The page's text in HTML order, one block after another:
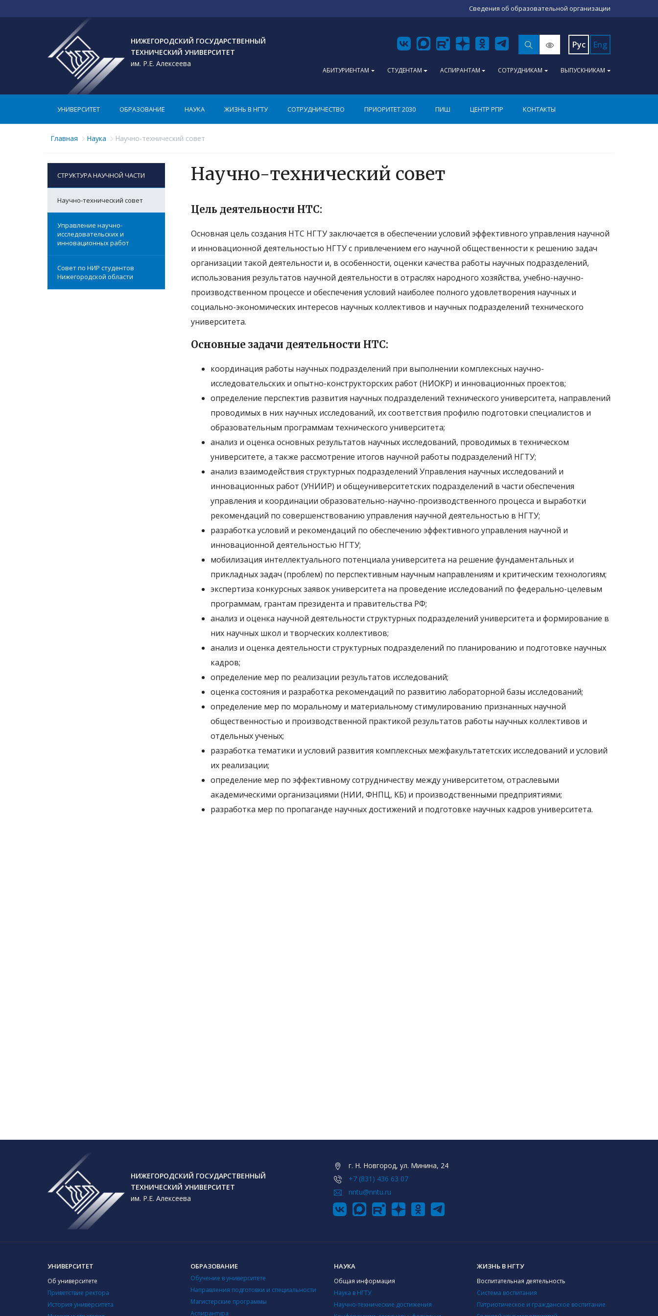
Сведения об образовательной организации
НИЖЕГОРОДСКИЙ ГОСУДАРСТВЕННЫЙ
ТЕХНИЧЕСКИЙ УНИВЕРСИТЕТ
им. Р.Е. Алексеева
Рус Eng
АБИТУРИЕНТАМ СТУДЕНТАМ АСПИРАНТАМ СОТРУДНИКАМ ВЫПУСКНИКАМ
УНИВЕРСИТЕТ ОБРАЗОВАНИЕ НАУКА ЖИЗНЬ В НГТУ СОТРУДНИЧЕСТВО ПРИОРИТЕТ 2030 ПИШ ЦЕНТР РПР КОНТАКТЫ
Главная Наука Научно-технический совет
СТРУКТУРА НАУЧНОЙ ЧАСТИ
Научно-технический совет
Управление научно-
исследовательских и
инновационных работ
Совет по НИР студентов
Нижегородской области
Научно-технический совет
Цель деятельности НТС:
Основная цель создания НТС НГТУ заключается в обеспечении условий эффективного управления научной
и инновационной деятельностью НГТУ с привлечением его научной общественности к решению задач
организации такой деятельности и, в особенности, оценки качества работы научных подразделений,
использования результатов научной деятельности в отраслях народного хозяйства, учебно-научно-
производственном процессе и обеспечения условий наиболее полного удовлетворения научных и
социально-экономических интересов научных коллективов и научных подразделений технического
университета.
Основные задачи деятельности НТС:
координация работы научных подразделений при выполнении комплексных научно-
исследовательских и опытно-конструкторских работ (НИОКР) и инновационных проектов;
определение перспектив развития научных подразделений технического университета, направлений
проводимых в них научных исследований, их соответствия профилю подготовки специалистов и
образовательным программам технического университета;
анализ и оценка основных результатов научных исследований, проводимых в техническом
университете, а также рассмотрение итогов научной работы подразделений НГТУ;
анализ взаимодействия структурных подразделений Управления научных исследований и
инновационных работ (УНИИР) и общеуниверситетских подразделений в части обеспечения
управления и координации образовательно-научно-производственного процесса и выработки
рекомендаций по совершенствованию управления научной деятельностью в НГТУ;
разработка условий и рекомендаций по обеспечению эффективного управления научной и
инновационной деятельностью НГТУ;
мобилизация интеллектуального потенциала университета на решение фундаментальных и
прикладных задач (проблем) по перспективным научным направлениям и критическим технологиям;
экспертиза конкурсных заявок университета на проведение исследований по федерально-целевым
программам, грантам президента и правительства РФ;
анализ и оценка научной деятельности структурных подразделений университета и формирование в
них научных школ и творческих коллективов;
анализ и оценка деятельности структурных подразделений по планированию и подготовке научных
кадров;
определение мер по реализации результатов исследований;
оценка состояния и разработка рекомендаций по развитию лабораторной базы исследований;
определение мер по моральному и материальному стимулированию признанных научной
общественностью и производственной практикой результатов работы научных коллективов и
отдельных ученых;
разработка тематики и условий развития комплексных межфакультатетских исследований и условий
их реализации;
определение мер по эффективному сотрудничеству между университетом, отраслевыми
академическими организациями (НИИ, ФНПЦ, КБ) и производственными предприятиями;
разработка мер по пропаганде научных достижений и подготовке научных кадров университета.
НИЖЕГОРОДСКИЙ ГОСУДАРСТВЕННЫЙ
ТЕХНИЧЕСКИЙ УНИВЕРСИТЕТ
им. Р.Е. Алексеева
г. Н. Новгород, ул. Минина, 24
+7 (831) 436 63 07
nntu@nntu.ru
УНИВЕРСИТЕТ
Об университете
Приветствие ректора
История университета
ОБРАЗОВАНИЕ
Обучение в университете
Направления подготовки и специальности
Магистерские программы
Аспирантура
НАУКА
Общая информация
Наука в НГТУ
Научно-технические достижения
ЖИЗНЬ В НГТУ
Воспитательная деятельность
Система воспитания
Патриотическое и гражданское воспитание